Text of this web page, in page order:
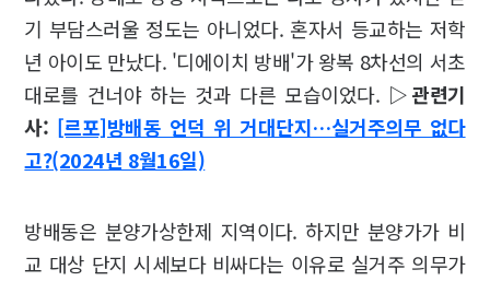
기 부담스러울 정도는 아니었다. 혼자서 등교하는 저학
년 아이도 만났다. '디에이치 방배'가 왕복 8차선의 서초
대로를 건너야 하는 것과 다른 모습이었다. ▷관련기
사: [르포]방배동 언덕 위 거대단지…실거주의무 없다
고?(2024년 8월16일)
방배동은 분양가상한제 지역이다. 하지만 분양가가 비
교 대상 단지 시세보다 비싸다는 이유로 실거주 의무가